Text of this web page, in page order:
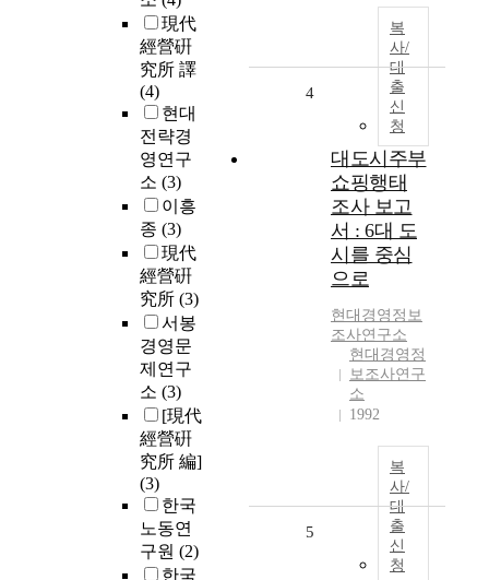
現代
經營硏
究所 譯
(4)
현대
전략경
영연구
소 (3)
이흥
종 (3)
現代
經營硏
究所 (3)
서봉
경영문
제연구
소 (3)
[現代
經營硏
究所 編]
(3)
한국
노동연
구원 (2)
한국
복
사/
대
출
신
청
4
대도시주부
쇼핑행태
조사 보고
서 : 6대 도
시를 중심
으로
현대 경영 정보
조사연구소
현대경영정
보조사연구
소
1992
복
사/
대
출
신
청
5